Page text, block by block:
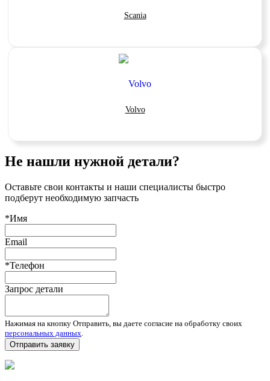
Scania
Volvo
Не нашли нужной детали?
Оставьте свои контакты и наши специалисты быстро
подберут необходимую запчасть
*Имя
Email
*Телефон
Запрос детали
Нажимая на кнопку Отправить, вы даете согласие на обработку своих
персональных данных.
Отправить заявку